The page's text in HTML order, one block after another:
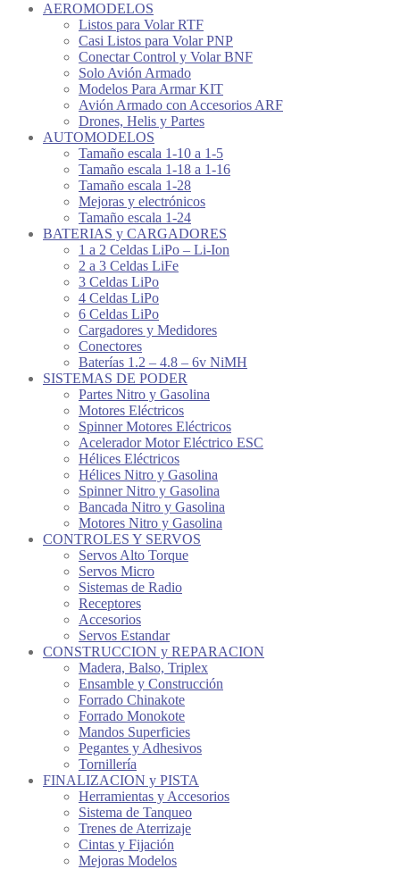
AEROMODELOS
Listos para Volar RTF
Casi Listos para Volar PNP
Conectar Control y Volar BNF
Solo Avión Armado
Modelos Para Armar KIT
Avión Armado con Accesorios ARF
Drones, Helis y Partes
AUTOMODELOS
Tamaño escala 1-10 a 1-5
Tamaño escala 1-18 a 1-16
Tamaño escala 1-28
Mejoras y electrónicos
Tamaño escala 1-24
BATERIAS y CARGADORES
1 a 2 Celdas LiPo – Li-Ion
2 a 3 Celdas LiFe
3 Celdas LiPo
4 Celdas LiPo
6 Celdas LiPo
Cargadores y Medidores
Conectores
Baterías 1.2 – 4.8 – 6v NiMH
SISTEMAS DE PODER
Partes Nitro y Gasolina
Motores Eléctricos
Spinner Motores Eléctricos
Acelerador Motor Eléctrico ESC
Hélices Eléctricos
Hélices Nitro y Gasolina
Spinner Nitro y Gasolina
Bancada Nitro y Gasolina
Motores Nitro y Gasolina
CONTROLES Y SERVOS
Servos Alto Torque
Servos Micro
Sistemas de Radio
Receptores
Accesorios
Servos Estandar
CONSTRUCCION y REPARACION
Madera, Balso, Triplex
Ensamble y Construcción
Forrado Chinakote
Forrado Monokote
Mandos Superficies
Pegantes y Adhesivos
Tornillería
FINALIZACION y PISTA
Herramientas y Accesorios
Sistema de Tanqueo
Trenes de Aterrizaje
Cintas y Fijación
Mejoras Modelos